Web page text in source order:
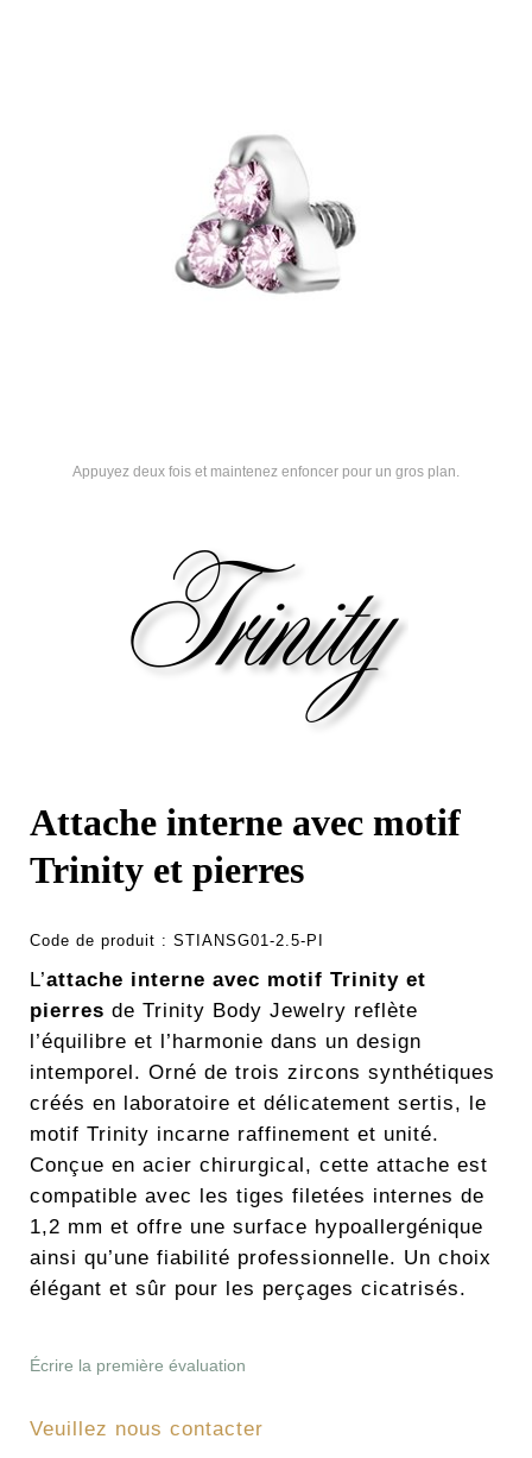
Appuyez deux fois et maintenez enfoncer pour un gros plan.
Attache interne avec motif
Trinity et pierres
Code de produit : STIANSG01-2.5-PI
L’attache interne avec motif Trinity et
pierres de Trinity Body Jewelry reflète
l’équilibre et l’harmonie dans un design
intemporel. Orné de trois zircons synthétiques
créés en laboratoire et délicatement sertis, le
motif Trinity incarne raffinement et unité.
Conçue en acier chirurgical, cette attache est
compatible avec les tiges filetées internes de
1,2 mm et offre une surface hypoallergénique
ainsi qu’une fiabilité professionnelle. Un choix
élégant et sûr pour les perçages cicatrisés.
Écrire la première évaluation
Veuillez nous contacter